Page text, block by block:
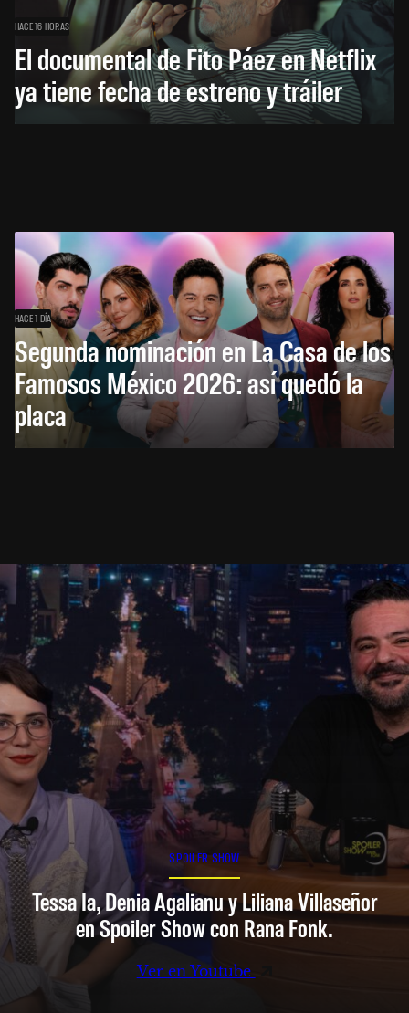
HACE 16 HORAS
El documental de Fito Páez en Netflix
ya tiene fecha de estreno y tráiler
HACE 1 DÍA
Segunda nominación en La Casa de los
Famosos México 2026: así quedó la
placa
SPOILER SHOW
Tessa Ia, Denia Agalianu y Liliana Villaseñor
en Spoiler Show con Rana Fonk.
Ver en Youtube